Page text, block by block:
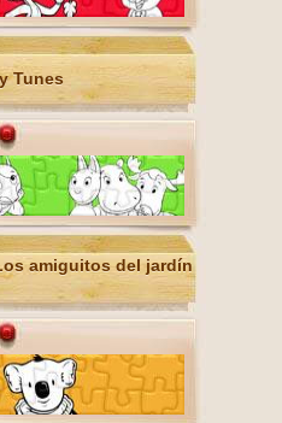
Tunes
amiguitos del jardín